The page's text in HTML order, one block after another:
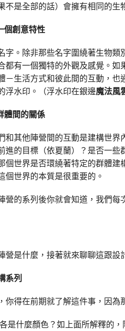
不是全部的話）會擁有相同的
個創意特性
字。除非那些名字圍繞著生物
都有一個獨特的外觀及感覺。
－生活方式和彼此間的互動，
浮水印。（浮水印在銀邊魔法風
體間的關係
和其他陣營間的互動是建構世界
進的目標（依夏蘭）？是否一
個世界是否環繞著特定的群體
個世界的本質是很重要的。
營的系列後你就會知道，我們
營是什麼，接著就來聊聊這跟設
系列
你得在前期就了解這件事，因
是什麼顏色？如上面所解釋的